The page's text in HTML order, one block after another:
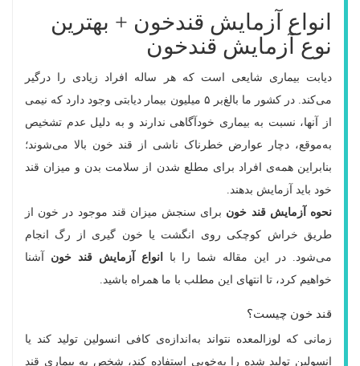
انواع آزمایش قندخون + بهترین
نوع آزمایش قندخون
دیابت بیماری شایعی است که هر ساله افراد زیادی را درگیر
می‌کند. در کشور ما بالغ‌بر ۵ میلیون بیمار دیابتی وجود دارد که نیمی
از آنها، نسبت به بیماری خودآگاهی ندارند و به دلیل عدم تشخیص
به‌موقع، دچار عوارض خطرناک ناشی از قند خون بالا می‌شوند؛
بنابراین همه‌ی افراد برای مطلع شدن از سلامت بدن و میزان قند
خود باید آزمایش بدهند.
نحوه آزمایش قند خون برای سنجش میزان قند موجود در خون از
طریق خراش کوچکی روی انگشت یا خون گیری از رگ انجام
می‌شود. در این مقاله شما را با
انواع آزمایش قند خون آشنا
خواهیم کرد، تا انتهای این مطلب با ما همراه باشید.
قند خون چیست؟
زمانی که لوزالمعده نتواند به‌اندازه‌ی کافی انسولین تولید کند یا
انسولین تولید شده را به‌خوبی استفاده کند، شخص به بیماری قند